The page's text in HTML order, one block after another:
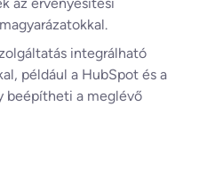
integrálható
például a HubSpot és a
beépítheti a meglévő